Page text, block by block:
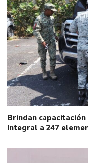
Brindan
Integral a 247